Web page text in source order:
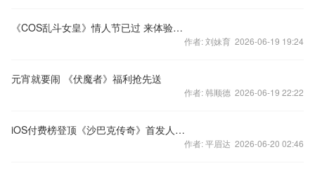
《COS乱斗女皇》情人节已过 来体验二测咯
作者: 刘妹育 2026-06-19 19:24
元宵就要闹 《伏魔者》福利抢先送
作者: 韩顺德 2026-06-19 22:22
iOS付费榜登顶《沙巴克传奇》首发人气爆棚
作者: 平眉达 2026-06-20 02:46